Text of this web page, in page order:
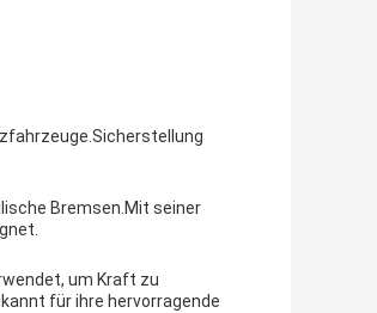
Bremsen.Mit seiner
um Kraft zu
für ihre hervorragende